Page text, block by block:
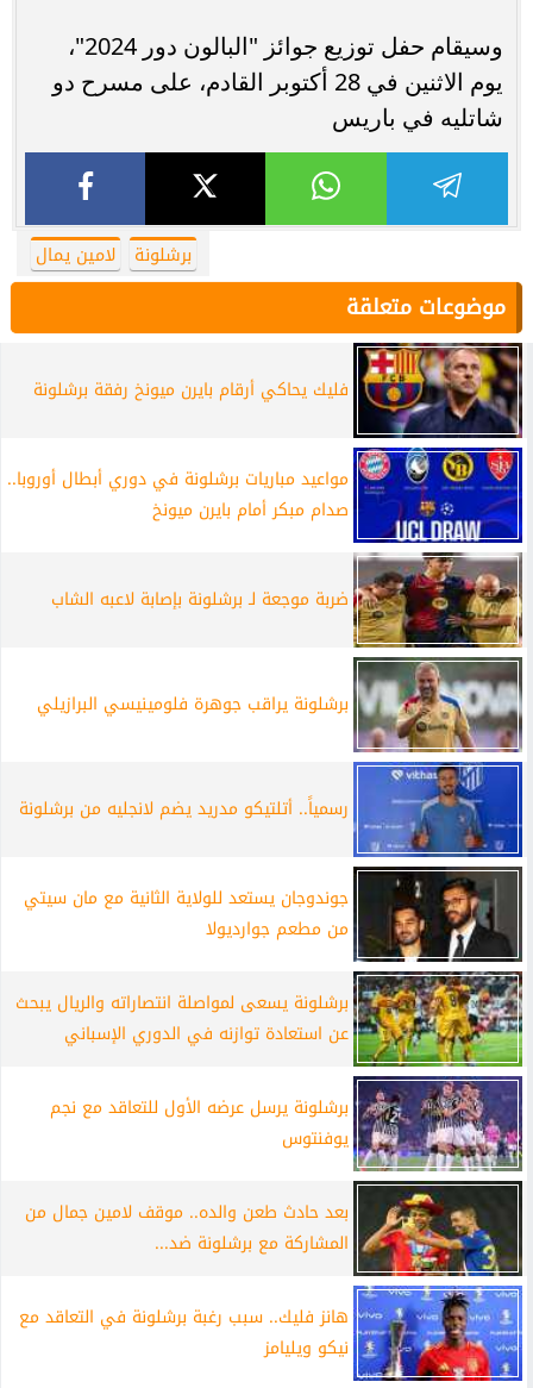
وسيقام حفل توزيع جوائز "البالون دور 2024"،
يوم الاثنين في 28 أكتوبر القادم، على مسرح دو
شاتليه في باريس
برشلونة لامين يمال
موضوعات متعلقة
فليك يحاكي أرقام بايرن ميونخ رفقة برشلونة
مواعيد مباريات برشلونة في دوري أبطال أوروبا..
صدام مبكر أمام بايرن ميونخ
ضربة موجعة لـ برشلونة بإصابة لاعبه الشاب
برشلونة يراقب جوهرة فلومينيسي البرازيلي
رسمياً.. أتلتيكو مدريد يضم لانجليه من برشلونة
جوندوجان يستعد للولاية الثانية مع مان سيتي
من مطعم جوارديولا
برشلونة يسعى لمواصلة انتصاراته والريال يبحث
عن استعادة توازنه في الدوري الإسباني
برشلونة يرسل عرضه الأول للتعاقد مع نجم
يوفنتوس
بعد حادث طعن والده.. موقف لامين جمال من
المشاركة مع برشلونة ضد...
هانز فليك.. سبب رغبة برشلونة في التعاقد مع
نيكو ويليامز